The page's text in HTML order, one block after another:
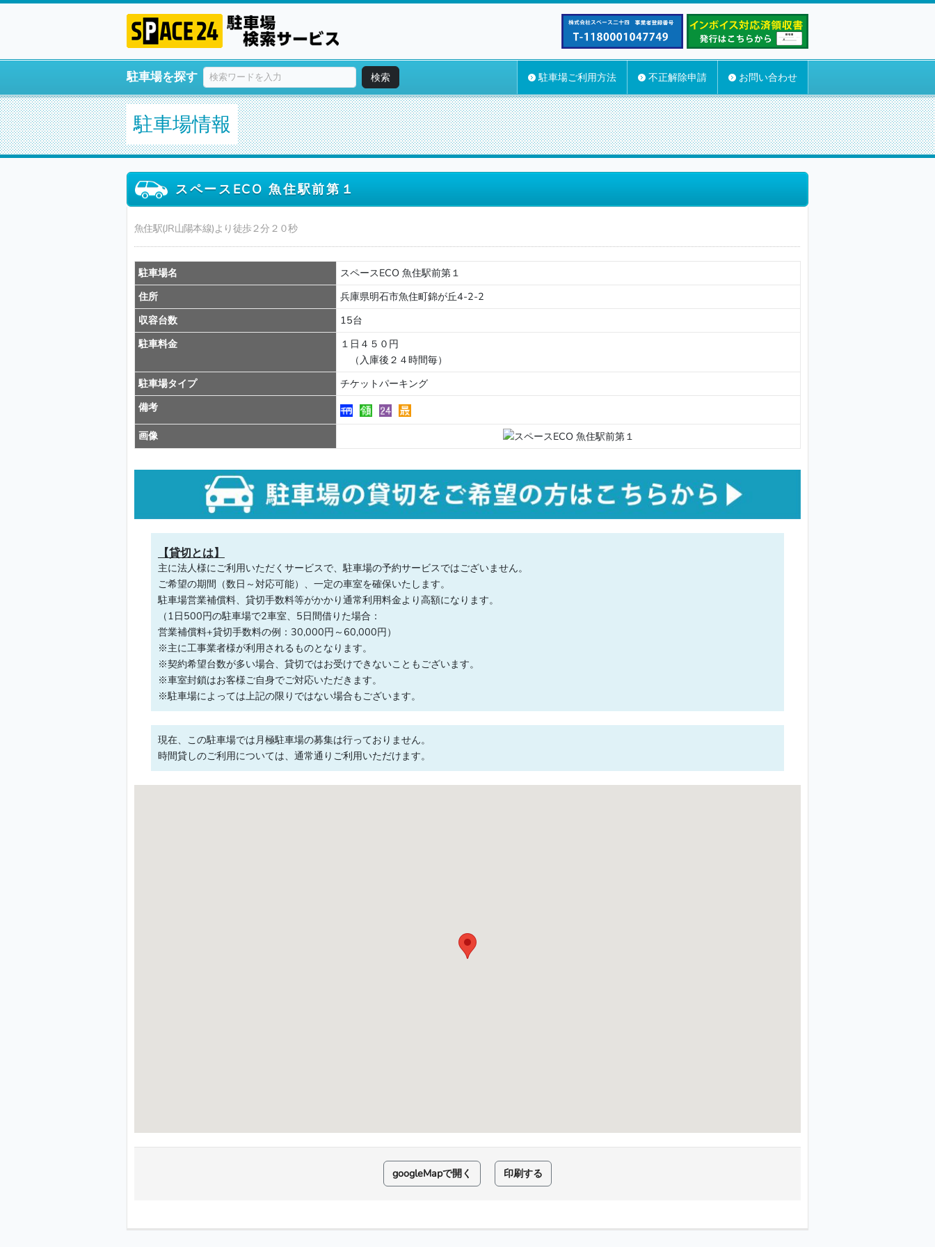
駐車場を探す 検索 駐車場ご利用方法 不正解除申請 お問い合わせ
駐車場情報
スペースECO 魚住駅前第１
魚住駅(JR山陽本線)より徒歩２分２０秒
駐車場名
スペースECO 魚住駅前第１
住所
兵庫県明石市魚住町錦が丘4-2-2
収容台数
15台
駐車料金
１日４５０円
（入庫後２４時間毎）
駐車場タイプ
チケットパーキング
備考
画像
【貸切とは】
主に法人様にご利用いただくサービスで、駐車場の予約サービスではございません。
ご希望の期間（数日～対応可能）、一定の車室を確保いたします。
駐車場営業補償料、貸切手数料等がかかり通常利用料金より高額になります。
（1日500円の駐車場で2車室、5日間借りた場合：
営業補償料+貸切手数料の例：30,000円～60,000円）
※主に工事業者様が利用されるものとなります。
※契約希望台数が多い場合、貸切ではお受けできないこともございます。
※車室封鎖はお客様ご自身でご対応いただきます。
※駐車場によっては上記の限りではない場合もございます。
現在、この駐車場では月極駐車場の募集は行っておりません。
時間貸しのご利用については、通常通りご利用いただけます。
googleMapで開く 印刷する